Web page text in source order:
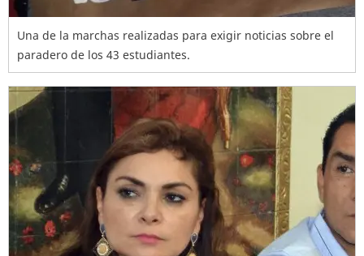
Una de la marchas realizadas para exigir noticias sobre el
paradero de los 43 estudiantes.